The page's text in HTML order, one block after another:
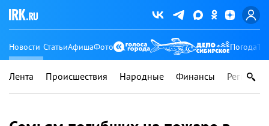
Новости СтатьиАфишаФото Погода
Лента Происшествия Народные Финансы Регионы